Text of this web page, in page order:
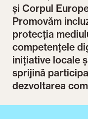
și Corpul
Promovăm
protecția
competențele
inițiative locale
sprijină
dezvoltarea